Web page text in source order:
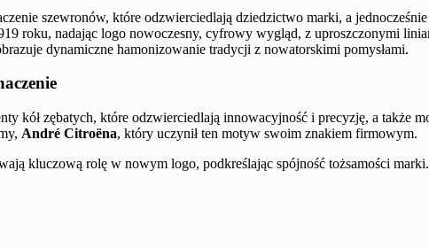
szewronów, które odzwierciedlają dziedzictwo marki, a
roku, nadając logo nowoczesny, cyfrowy wygląd, z uproszczonymi
dynamiczne hamonizowanie tradycji z nowatorskimi pomysłami.
kół zębatych, które odzwierciedlają innowacyjność i precyzję, a także
André Citroëna, który uczynił ten motyw swoim znakiem firmowym.
kluczową rolę w nowym logo, podkreślając spójność tożsamości